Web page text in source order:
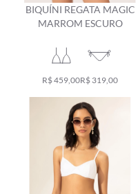
BIQUÍNI REGATA MAGIC
MARROM ESCURO
R$ 459,00R$ 319,00